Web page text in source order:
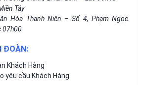
Tây
Hóa Thanh Niên – Số 4, Phạm Ngọc
07h00
ĐOÀN:
Khách Hàng
yêu cầu Khách Hàng